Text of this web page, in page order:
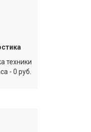
техники
- 0 руб.